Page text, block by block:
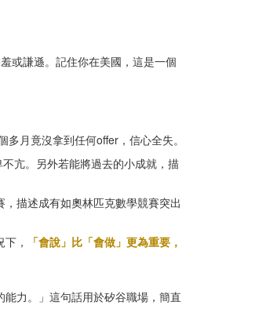
或謙遜。記住你在美國，這是一個
月竟沒拿到任何offer，信心全失。
亢。另外若能將過去的小成就，描
描述成有如奧林匹克數學競賽突出
，
「會說」比「會做」更為重要，
力。」這句話用於矽谷職場，簡直